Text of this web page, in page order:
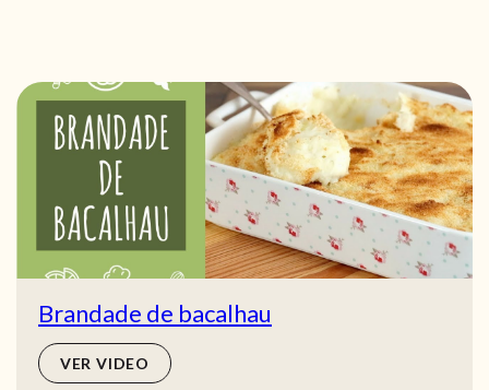
Brandade de bacalhau
VER VIDEO